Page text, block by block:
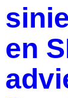
en